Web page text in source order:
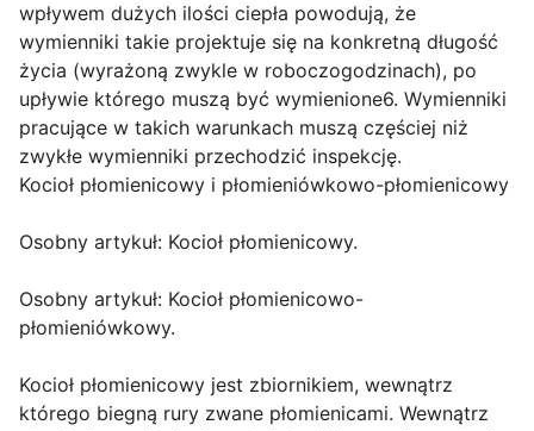
wpływem dużych ilości ciepła powodują, że
wymienniki takie projektuje się na konkretną długość
życia (wyrażoną zwykle w roboczogodzinach), po
upływie którego muszą być wymienione6. Wymienniki
pracujące w takich warunkach muszą częściej niż
zwykłe wymienniki przechodzić inspekcję.
Kocioł płomienicowy i płomieniówkowo-płomienicowy
Osobny artykuł: Kocioł płomienicowy.
Osobny artykuł: Kocioł płomienicowo-
płomieniówkowy.
Kocioł płomienicowy jest zbiornikiem, wewnątrz
którego biegną rury zwane płomienicami. Wewnątrz